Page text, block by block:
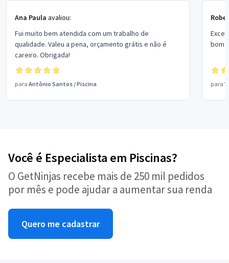
Ana Paula avaliou:
Fui muito bem atendida com um trabalho de
qualidade. Valeu a pena, orçamento grátis e não é
careiro. Obrigada!
para Antônio Santos /Piscina
bom
para
Você é Especialista em Piscinas?
O GetNinjas recebe mais de 250 mil pedidos
por mês e pode ajudar a aumentar sua renda
Quero me cadastrar